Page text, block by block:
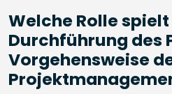
Welche Rolle
Durchführung des
Vorgehensweise